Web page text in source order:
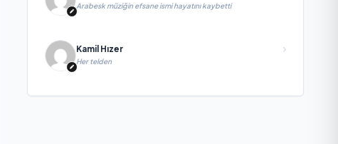
Arabesk müziğin efsane ismi hayatını kaybetti
Kamil Hızer
Her telden